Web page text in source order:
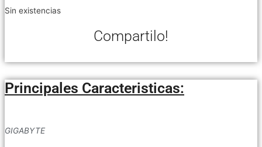
Sin existencias
Compartilo!
Principales Caracteristicas:
GIGABYTE